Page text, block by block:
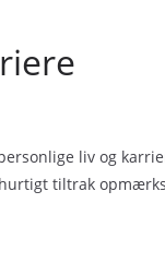
liv og
tiltrak